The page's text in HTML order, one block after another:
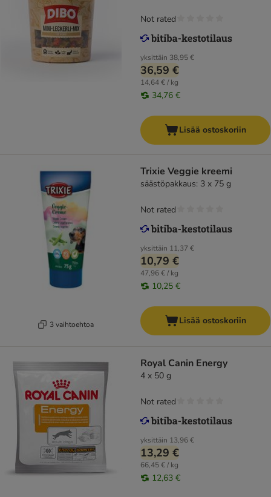
yksittäin 38,95 €
36,59 €
14,64 € / kg
34,76 €
Not rated
Lisää ostoskoriin
3 vaihtoehtoa
Trixie Veggie kreemi
säästöpakkaus: 3 x 75 g
yksittäin 11,37 €
10,79 €
47,96 € / kg
10,25 €
Not rated
Lisää ostoskoriin
Royal Canin Energy
4 x 50 g
yksittäin 13,96 €
13,29 €
66,45 € / kg
12,63 €
Not rated